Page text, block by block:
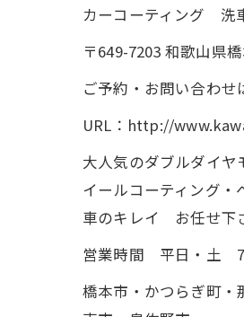
カーコーティング 洗
〒649-7203 和歌山県
ご予約・お問い合わ
URL：http://
大人気のダブルダイヤ
イールコーティング
車のキレイ お任せ下
営業時間 平日・土
橋本市・かつらぎ町・